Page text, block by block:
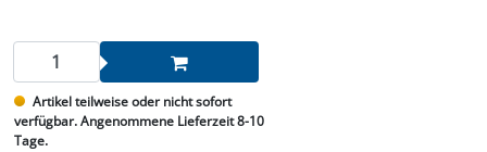
Artikel teilweise oder nicht sofort
verfügbar. Angenommene Lieferzeit 8-10
Tage.